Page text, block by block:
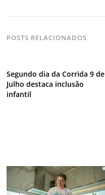
POSTS RELACIONADOS
Segundo dia da Corrida 9 de
Julho destaca inclusão
infantil